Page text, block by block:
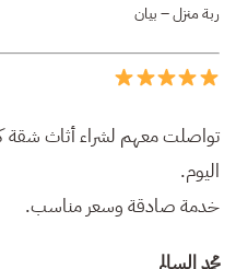
ربة منزل – بيان
تواصلت معهم لشراء أثاث شقة
اليوم.
خدمة صادقة وسعر مناسب.
محمد السالم